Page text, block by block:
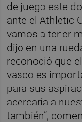
de juego este
ante el Athletic
vamos a tener
dijo en una
reconoció que
vasco es
para sus
acercaría a
también”,